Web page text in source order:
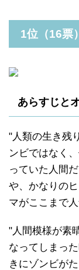
1位（16票
あらすじと
"人類の生き残
ンビではなく
っていた人間
や、かなりの
マがここまで
"人間模様が素
なってしまっ
きにゾンビが